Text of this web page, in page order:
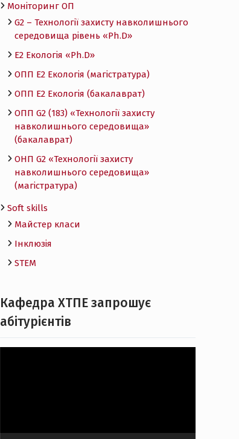
Моніторинг ОП
G2 – Технології захисту навколишнього
середовища рівень «Ph.D»
Е2 Екологія «Ph.D»
ОПП Е2 Екологія (магістратура)
ОПП Е2 Екологія (бакалаврат)
ОПП G2 (183) «Технології захисту
навколишнього середовища»
(бакалаврат)
ОНП G2 «Технології захисту
навколишнього середовища»
(магістратура)
Soft skills
Майстер класи
Інклюзія
STEM
Кафедра ХТПЕ запрошує
абітурієнтів